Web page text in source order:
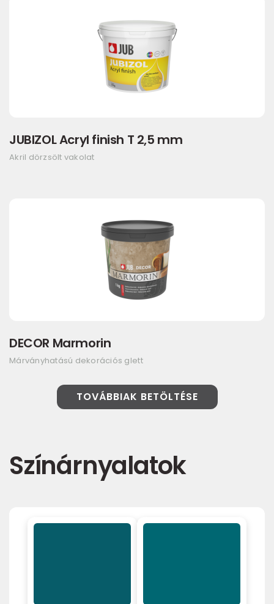
JUBIZOL Acryl finish T 2,5 mm
Akril dörzsölt vakolat
DECOR Marmorin
Márványhatású dekorációs glett
TOVÁBBIAK BETÖLTÉSE
Színárnyalatok